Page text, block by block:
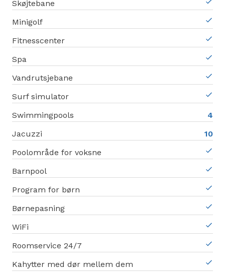
Skøjtebane
Minigolf
Fitnesscenter
Spa
Vandrutsjebane
Surf simulator
Swimmingpools
4
Jacuzzi
10
Poolområde for voksne
Barnpool
Program for børn
Børnepasning
WiFi
Roomservice 24/7
Kahytter med dør mellem dem